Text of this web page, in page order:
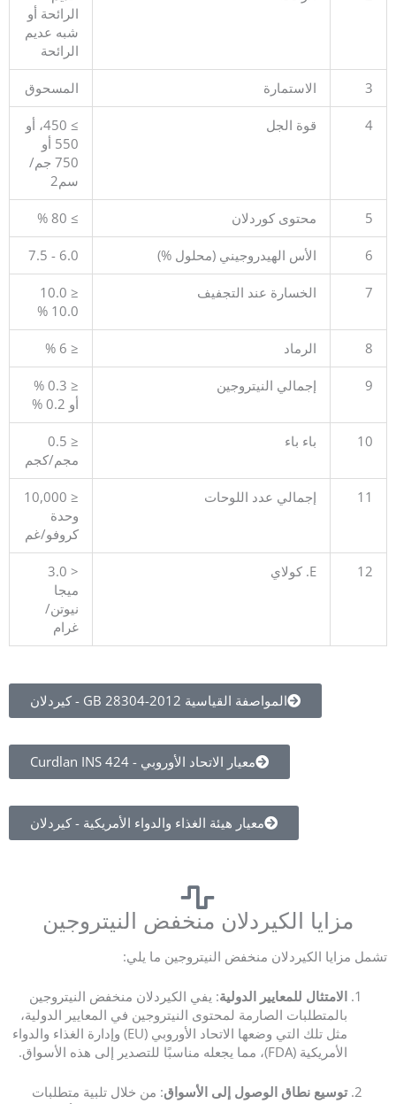
الرائحة أو
شبه عديم
الرائحة
3 الاستمارة المسحوق
4 قوة الجل
≥ 450، أو
550 أو
750 جم/
سم2
5 محتوى كوردلان ≥ 80 %
6 الأس الهيدروجيني (محلول %) 6.0 - 7.5
7 الخسارة عند التجفيف
≤ 10.0
10.0 %
8 الرماد ≤ 6 %
9 إجمالي النيتروجين
≤ 0.3 %
أو 0.2 %
10 باء باء
≤ 0.5
مجم/كجم
11 إجمالي عدد اللوحات
≤ 10,000
وحدة
كروفو/غم
12 E. كولاي
< 3.0
ميجا
نيوتن/
غرام
المواصفة القياسية GB 28304-2012 - كيردلان
معيار الاتحاد الأوروبي - Curdlan INS 424
معيار هيئة الغذاء والدواء الأمريكية - كيردلان
مزايا الكيردلان منخفض النيتروجين
تشمل مزايا الكيردلان منخفض النيتروجين ما يلي:
الامتثال للمعايير الدولية: يفي الكيردلان منخفض النيتروجين
بالمتطلبات الصارمة لمحتوى النيتروجين في المعايير الدولية،
مثل تلك التي وضعها الاتحاد الأوروبي (EU) وإدارة الغذاء والدواء
الأمريكية (FDA)، مما يجعله مناسبًا للتصدير إلى هذه الأسواق.
توسيع نطاق الوصول إلى الأسواق: من خلال تلبية متطلبات